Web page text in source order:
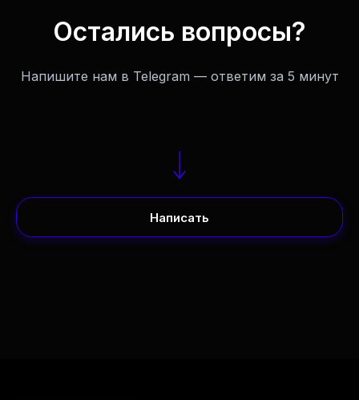
Остались вопросы?
Напишите нам в Telegram — ответим за 5 минут
Написать